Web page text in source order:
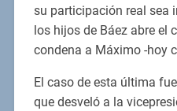
su participación real sea
los hijos de Báez abre el
condena a Máximo -hoy
El caso de esta última
que desveló a la